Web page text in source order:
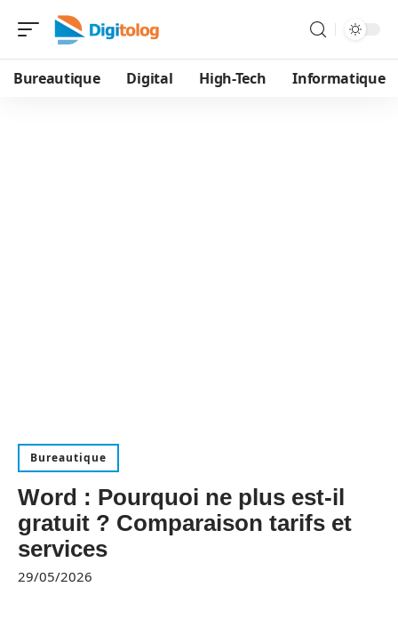
Bureautique Digital High-Tech Informatique
Bureautique
Word : Pourquoi ne plus est-il
gratuit ? Comparaison tarifs et
services
29/05/2026